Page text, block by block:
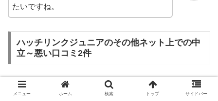
たいですね。
ハッチリンクジュニアのその他ネット上での中
立～悪い口コミ2件
どこのスクールも同じですが、やはり人気の先生
メニュー ホーム 検索 トップ サイドバー